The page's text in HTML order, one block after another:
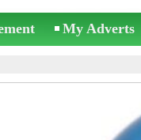
My Adverts